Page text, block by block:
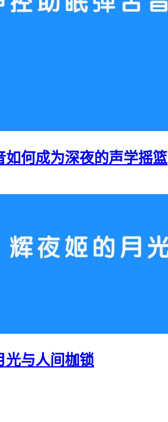
如何成为深夜的声学摇篮
光与人间枷锁